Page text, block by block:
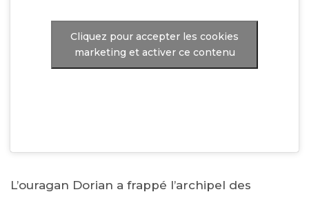
Cliquez pour accepter les cookies
marketing et activer ce contenu
L’ouragan Dorian a frappé l’archipel des